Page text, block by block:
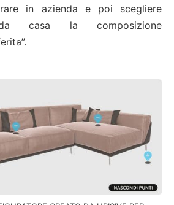
in azienda e poi scegliere
da casa la composizione